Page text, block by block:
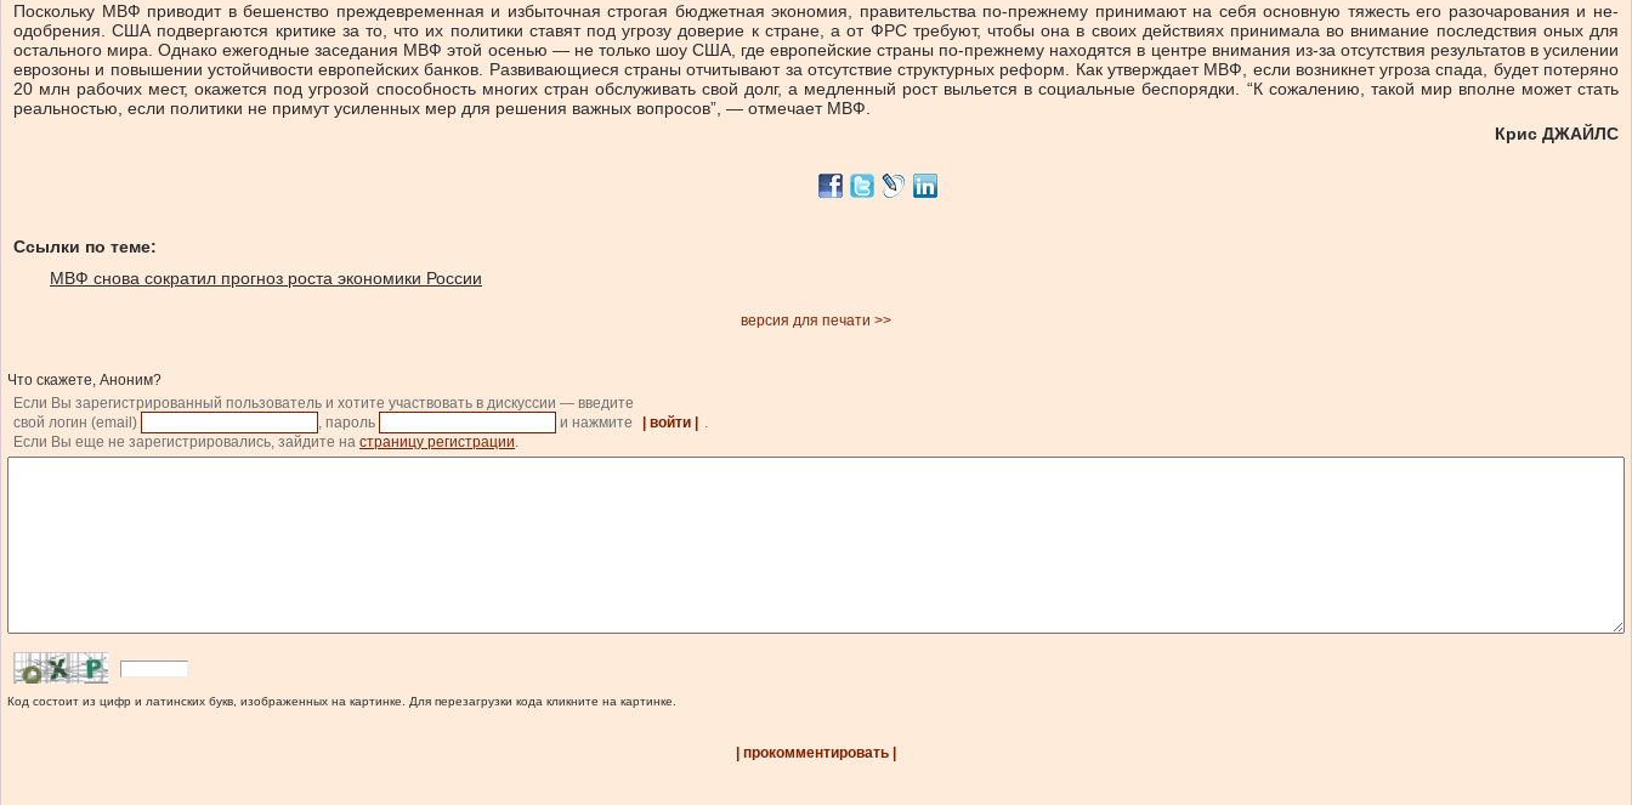
Поскольку МВФ приводит в бешенство преждевременная и избыточная строгая бюджетная экономия, правительства по‑прежнему принимают на себя основную тяжесть его разочарования и не­
одобрения. США подвергаются критике за то, что их политики ставят под угрозу доверие к стране, а от ФРС требуют, чтобы она в своих действиях принимала во внимание последствия оных для
остального мира. Однако ежегодные заседания МВФ этой осенью — не только шоу США, где европейские страны по‑прежнему находятся в центре внимания из‑за отсутствия результатов в усилении
еврозоны и повышении устойчивости европейских банков. Развивающиеся страны отчитывают за отсутствие структурных реформ. Как утверждает МВФ, если возникнет угроза спада, будет потеряно
20 млн рабочих мест, окажется под угрозой способность многих стран обслуживать свой долг, а медленный рост выльется в социальные беспорядки. “К сожалению, такой мир вполне может стать
реальностью, если политики не примут усиленных мер для решения важных вопросов”, — отмечает МВФ.
Крис ДЖАЙЛС
Ссылки по теме:
МВФ снова сократил прогноз роста экономики России
версия для печати >>
Что скажете, Аноним?
Если Вы зарегистрированный пользователь и хотите участвовать в дискуссии — введите
свой логин (email)
, пароль и нажмите | войти |
.
Если Вы еще не зарегистрировались, зайдите на страницу регистрации.
Код состоит из цифр и латинских букв, изображенных на картинке. Для перезагрузки кода кликните на картинке.
| прокомментировать |